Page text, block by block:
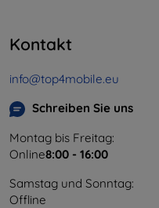
Kontakt
info@top4mobile.eu
Schreiben Sie uns
Montag bis Freitag:
Online8:00 - 16:00
Samstag und Sonntag:
Offline